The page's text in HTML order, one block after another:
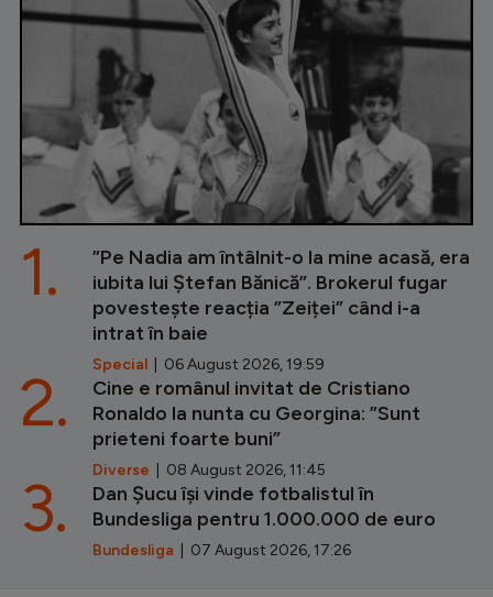
”Pe Nadia am întâlnit-o la mine acasă, era
iubita lui Ștefan Bănică”. Brokerul fugar
povestește reacția ”Zeiței” când i-a
intrat în baie
Special | 06 August 2026, 19:59
1.
Cine e românul invitat de Cristiano
Ronaldo la nunta cu Georgina: ”Sunt
prieteni foarte buni”
Diverse | 08 August 2026, 11:45
2.
Dan Șucu își vinde fotbalistul în
Bundesliga pentru 1.000.000 de euro
Bundesliga | 07 August 2026, 17:26
3.